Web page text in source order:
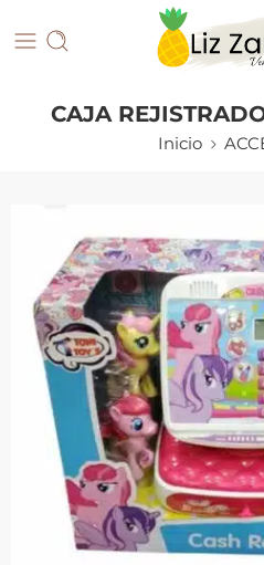
CAJA
Inicio